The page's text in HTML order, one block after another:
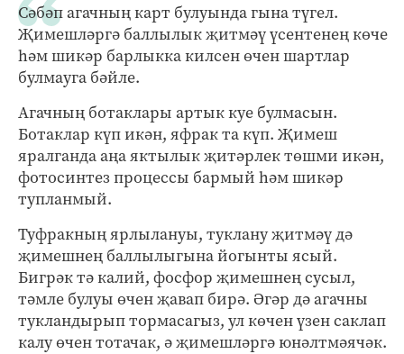
Сәбәп агачның карт булуында гына түгел.
Җимешләргә баллылык җитмәү үсентенең көче
һәм шикәр барлыкка килсен өчен шартлар
булмауга бәйле.
Агачның ботаклары артык куе булмасын.
Ботаклар күп икән, яфрак та күп. Җимеш
яралганда аңа яктылык җитәрлек төшми икән,
фотосинтез процессы бармый һәм шикәр
тупланмый.
Туфракның ярлылануы, туклану җитмәү дә
җимешнең баллылыгына йогынты ясый.
Бигрәк тә калий, фосфор җимешнең сусыл,
тәмле булуы өчен җавап бирә. Әгәр дә агачны
тукландырып тормасагыз, ул көчен үзен саклап
калу өчен тотачак, ә җимешләргә юнәлтмәячәк.